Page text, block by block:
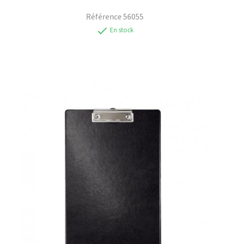
Référence 56055
check En stock